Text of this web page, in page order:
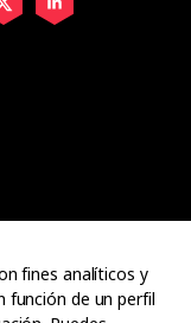
fines analíticos y
función de un perfil